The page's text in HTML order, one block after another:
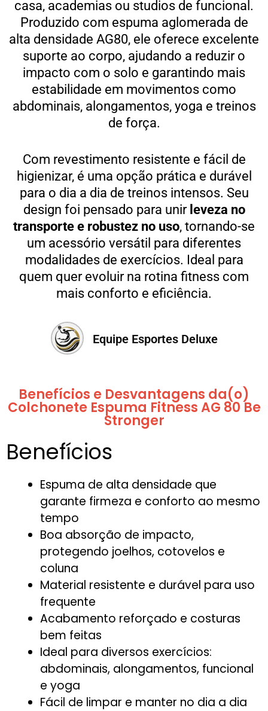
casa, academias ou studios de funcional.
Produzido com espuma aglomerada de
alta densidade AG80, ele oferece excelente
suporte ao corpo, ajudando a reduzir o
impacto com o solo e garantindo mais
estabilidade em movimentos como
abdominais, alongamentos, yoga e treinos
de força.
Com revestimento resistente e fácil de
higienizar, é uma opção prática e durável
para o dia a dia de treinos intensos. Seu
design foi pensado para unir leveza no
transporte e robustez no uso, tornando-se
um acessório versátil para diferentes
modalidades de exercícios. Ideal para
quem quer evoluir na rotina fitness com
mais conforto e eficiência.
Equipe Esportes Deluxe
Benefícios e Desvantagens da(o)
Colchonete Espuma Fitness AG 80 Be
Stronger
Benefícios
Espuma de alta densidade que
garante firmeza e conforto ao mesmo
tempo
Boa absorção de impacto,
protegendo joelhos, cotovelos e
coluna
Material resistente e durável para uso
frequente
Acabamento reforçado e costuras
bem feitas
Ideal para diversos exercícios:
abdominais, alongamentos, funcional
e yoga
Fácil de limpar e manter no dia a dia